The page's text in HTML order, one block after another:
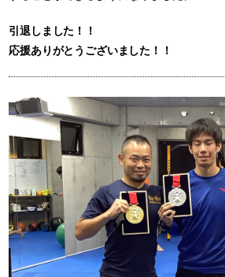
引退しました！！
応援ありがとうございました！！